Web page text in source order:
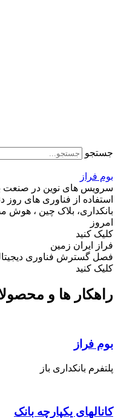
جستجو
بوم فراز
سرویس های نوین در صنعت
استفاده از فناوری های روز
بانکداری، بلاک چین ، هوش
امروز
کلیک کنید
فراز ایران زمین
فصل گسترش فناوری
کلیک کنید
راهکار ها و
بوم فراز
پلتفرم بانکداری باز
کانالهای یکپارچه بانک